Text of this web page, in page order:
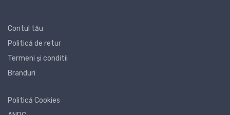
Contul tău
Politică de retur
Termeni și conditii
Branduri
Politică Cookies